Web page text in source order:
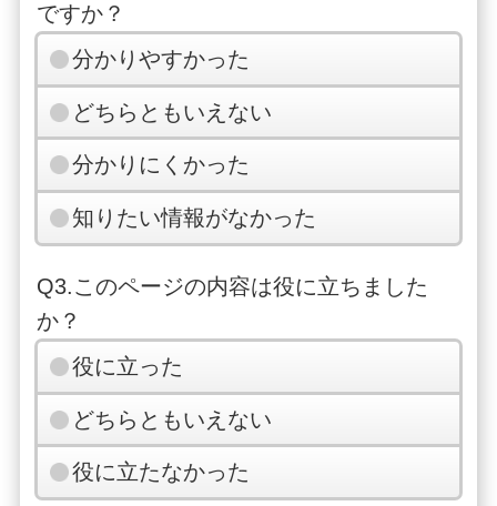
ですか？
分かりやすかった
どちらともいえない
分かりにくかった
知りたい情報がなかった
Q3.このページの内容は役に立ちました
か？
役に立った
どちらともいえない
役に立たなかった